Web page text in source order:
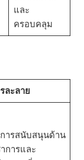
และ
ครอบคลุม
ละลาย
ารสนับสนุนด้าน
การและ